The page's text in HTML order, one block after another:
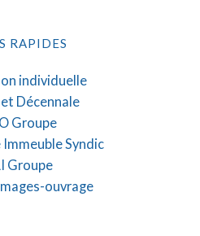
RAPIDES
individuelle
et Décennale
Groupe
Syndic
Groupe
ouvrage